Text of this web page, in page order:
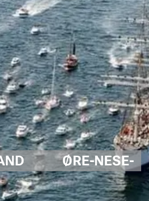
ØRE-NESE-